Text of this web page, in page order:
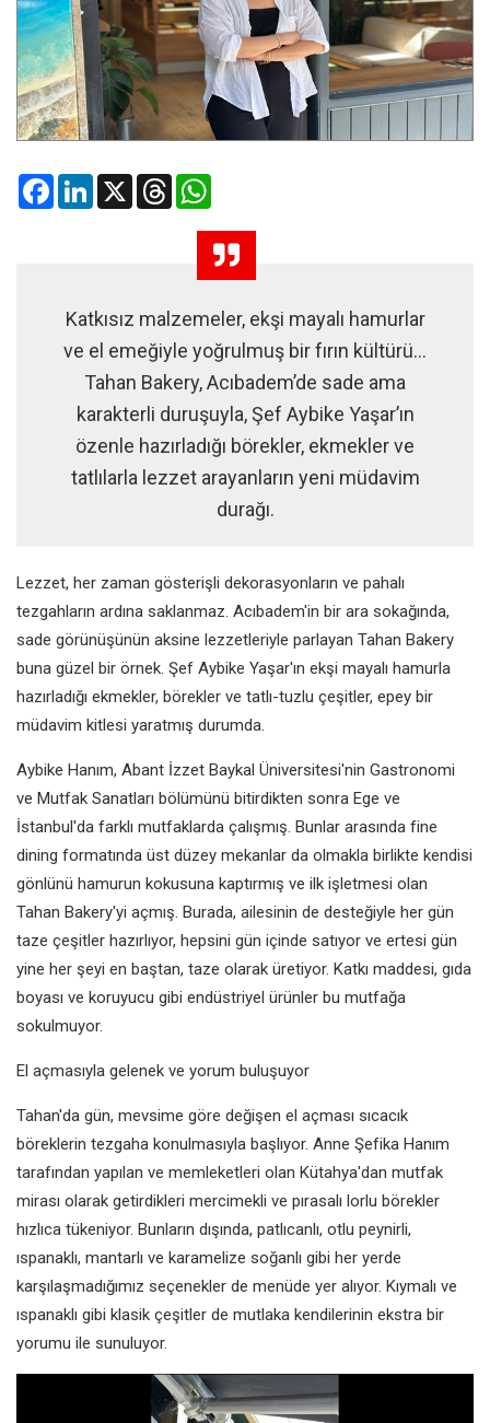
FacebookLinkedIn
X Threads
Katkısız malzemeler, ekşi mayalı hamurlar
ve el emeğiyle yoğrulmuş bir fırın kültürü…
Tahan Bakery, Acıbadem’de sade ama
karakterli duruşuyla, Şef Aybike Yaşar’ın
özenle hazırladığı börekler, ekmekler ve
tatlılarla lezzet arayanların yeni müdavim
durağı.
Lezzet, her zaman gösterişli dekorasyonların ve pahalı
tezgahların ardına saklanmaz. Acıbadem'in bir ara sokağında,
sade görünüşünün aksine lezzetleriyle parlayan Tahan Bakery
buna güzel bir örnek. Şef Aybike Yaşar'ın ekşi mayalı hamurla
hazırladığı ekmekler, börekler ve tatlı-tuzlu çeşitler, epey bir
müdavim kitlesi yaratmış durumda.
Aybike Hanım, Abant İzzet Baykal Üniversitesi'nin Gastronomi
ve Mutfak Sanatları bölümünü bitirdikten sonra Ege ve
İstanbul'da farklı mutfaklarda çalışmış. Bunlar arasında fine
dining formatında üst düzey mekanlar da olmakla birlikte kendisi
gönlünü hamurun kokusuna kaptırmış ve ilk işletmesi olan
Tahan Bakery'yi açmış. Burada, ailesinin de desteğiyle her gün
taze çeşitler hazırlıyor, hepsini gün içinde satıyor ve ertesi gün
yine her şeyi en baştan, taze olarak üretiyor. Katkı maddesi, gıda
boyası ve koruyucu gibi endüstriyel ürünler bu mutfağa
sokulmuyor.
El açmasıyla gelenek ve yorum buluşuyor
Tahan'da gün, mevsime göre değişen el açması sıcacık
böreklerin tezgaha konulmasıyla başlıyor. Anne Şefika Hanım
tarafından yapılan ve memleketleri olan Kütahya'dan mutfak
mirası olarak getirdikleri mercimekli ve pırasalı lorlu börekler
hızlıca tükeniyor. Bunların dışında, patlıcanlı, otlu peynirli,
ıspanaklı, mantarlı ve karamelize soğanlı gibi her yerde
karşılaşmadığımız seçenekler de menüde yer alıyor. Kıymalı ve
ıspanaklı gibi klasik çeşitler de mutlaka kendilerinin ekstra bir
yorumu ile sunuluyor.